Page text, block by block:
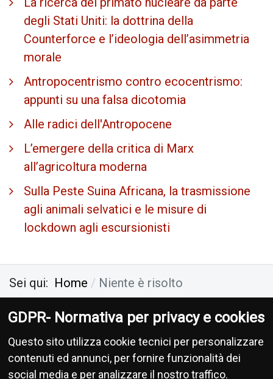
degli Stati Uniti: la dottrina della
Counterforce e l’ideologia dell’asimmetria
morale
Antropocentrismo contro ecocentrismo:
appunti su una falsa dicotomia
Alle radici dell'Antropocene
L’emergere della critica di Marx
all’agricoltura moderna
Sulla Peste Suina Africana, la trasmissione
agli animali selvatici e le misure di
lockdown agli escursionisti
Sei qui: Home Niente è risolto
Antropocene Ecologia Socialismo Privacy
Donazioni
GDPR- Normativa per privacy e cookies
Questo sito utilizza cookie tecnici per personalizzare
contenuti ed annunci, per fornire funzionalità dei
social media e per analizzare il nostro traffico.